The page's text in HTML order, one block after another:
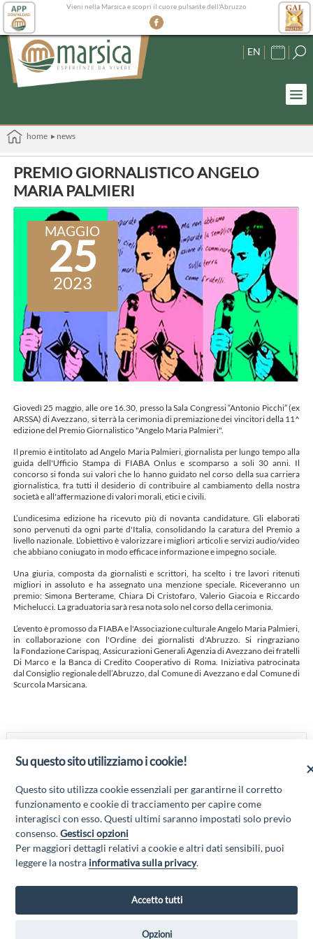
Vieni nella Marsica e scopri il cuore pulsante dell'Abruzzo
EN
home ▸ news
PREMIO GIORNALISTICO ANGELO
MARIA PALMIERI
MAGGIO
25
2023
Giovedì 25 maggio, alle ore 16.30, presso la Sala Congressi “Antonio Picchi” (ex
ARSSA) di Avezzano, si terrà la cerimonia di premiazione dei vincitori della 11^
edizione del Premio Giornalistico "Angelo Maria Palmieri".
Il premio è intitolato ad Angelo Maria Palmieri, giornalista per lungo tempo alla
guida dell'Ufficio Stampa di FIABA Onlus e scomparso a soli 30 anni. Il
concorso si fonda sui valori che lo hanno guidato nel corso della sua carriera
giornalistica, fra tutti il desiderio di contribuire al cambiamento della nostra
società e all'affermazione di valori morali, etici e civili.
L’undicesima edizione ha ricevuto più di novanta candidature. Gli elaborati
sono pervenuti da ogni parte d'Italia, consolidando la caratura del Premio a
livello nazionale. L’obiettivo è valorizzare i migliori articoli e servizi audio/video
che abbiano coniugato in modo efficace informazione e impegno sociale.
Una giuria, composta da giornalisti e scrittori, ha scelto i tre lavori ritenuti
migliori in assoluto e ha assegnato una menzione speciale. Riceveranno un
premio: Simona Berterame, Chiara Di Cristofaro, Valerio Giacoia e Riccardo
Michelucci. La graduatoria sarà resa nota solo nel corso della cerimonia.
L’evento è promosso da FIABA e l'Associazione culturale Angelo Maria Palmieri,
in collaborazione con l'Ordine dei giornalisti d'Abruzzo. Si ringraziano
la Fondazione Carispaq, Assicurazioni Generali Agenzia di Avezzano dei fratelli
Di Marco e la Banca di Credito Cooperativo di Roma. Iniziativa patrocinata
dal Consiglio regionale dell’Abruzzo, dal Comune di Avezzano e dal Comune di
Scurcola Marsicana.
MARIA PALMIERI
AVEZZANO
“Attività cofinanziate dal PSR 2014/2020 Abruzzo - mis. 19 PSL La Terra dei
M@rsi - Fondo FEASR; Sottomisura 19.2; Tipologia di intervento 19.2.1
Su questo sito utilizziamo i cookie!
Questo sito utilizza cookie essenziali per garantirne il corretto
funzionamento e cookie di tracciamento per capire come
interagisci con esso. Questi ultimi saranno impostati solo previo
consenso.Gestisci opzioni
Per maggiori dettagli relativi a cookie e altri dati sensibili, puoi
leggere la nostra informativa sulla privacy.
Accetto tutti
Opzioni